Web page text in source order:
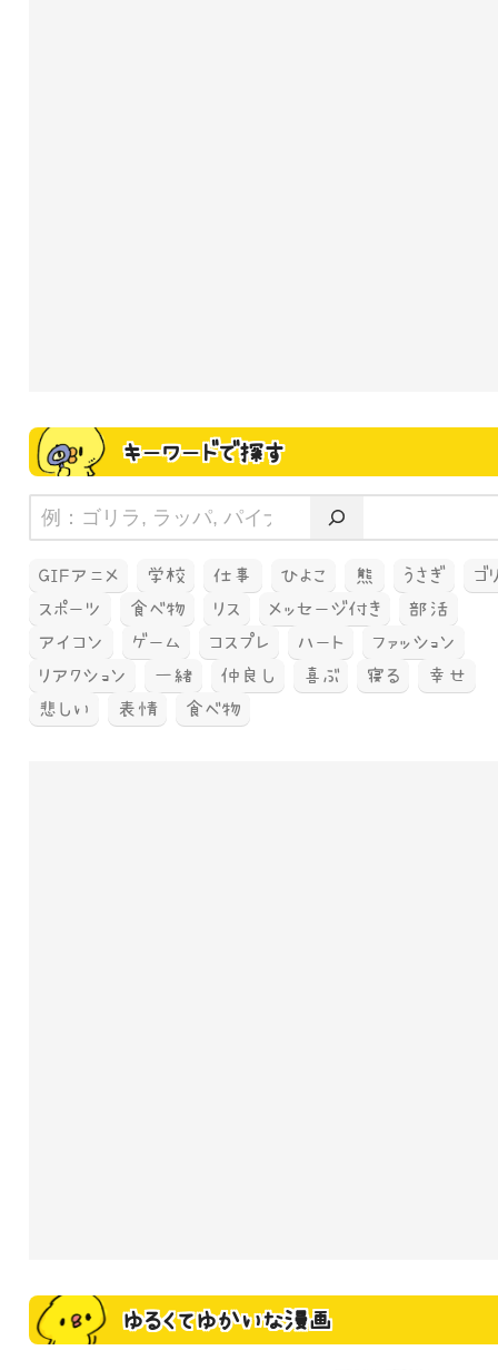
キーワードで探す
GIFアニメ 学校 仕事 ひよこ 熊 うさぎ
ゴ
スポーツ
食べ物 リス メッセージ付き
部活
アイコン
ゲーム コスプレ ハート
ファッション
リアクション
一緒 仲良し 喜ぶ 寝る
幸せ
悲しい
表情 食べ物
ゆるくてゆかいな漫画